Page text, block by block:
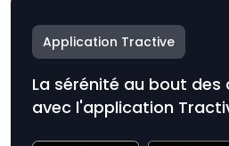
Application Tractive
La sérénité au bout des
avec l'application